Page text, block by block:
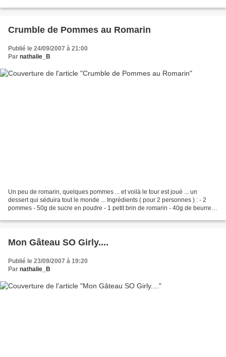
Crumble de Pommes au Romarin
Publié le 24/09/2007 à 21:00
Par nathalie_B
Un peu de romarin, quelques pommes ... et voilà le tour est joué ... un
dessert qui séduira tout le monde ... Ingrédients ( pour 2 personnes ) : - 2
pommes - 50g de sucre en poudre - 1 petit brin de romarin - 40g de beurre -
Mon Gâteau SO Girly....
Publié le 23/09/2007 à 19:20
Par nathalie_B